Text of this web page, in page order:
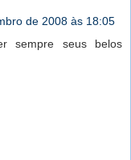
de 2008 às 18:05
sempre seus belos